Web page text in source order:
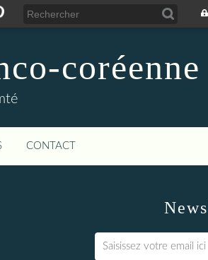
coréenne
CONTACT